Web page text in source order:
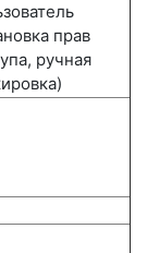
прав
ручная